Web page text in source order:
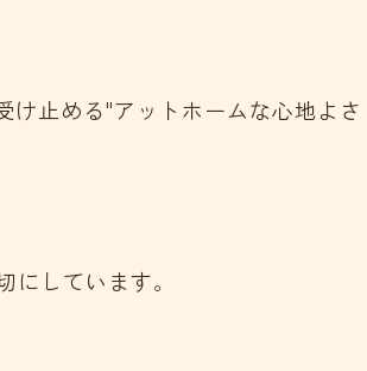
止める"アットホームな心地よさ
しています。